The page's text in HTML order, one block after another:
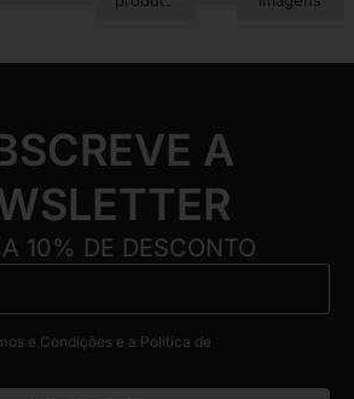
A
10% DE DESCONTO
e Condições e a Política de